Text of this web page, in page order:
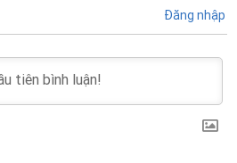
Đăng nhập